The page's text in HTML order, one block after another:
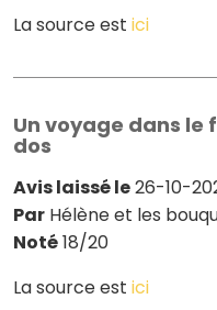
La source est ici
Un voyage dans
dos
Avis laissé le26-10-
Par Hélène et les
Noté18/20
La source est ici